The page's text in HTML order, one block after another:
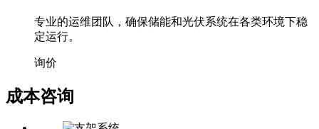
专业的运维团队，确保储能和光伏系统在各类环境下稳
定运行。
询价
成本咨询